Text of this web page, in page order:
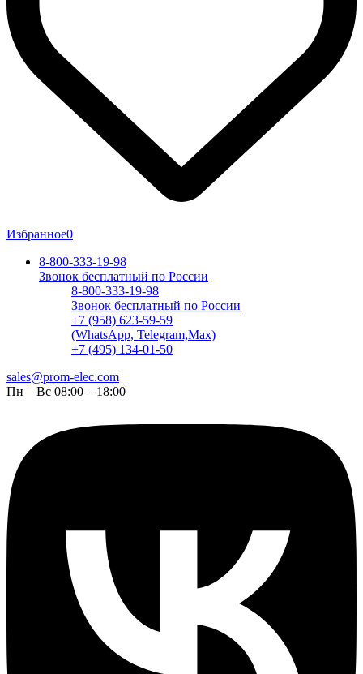
Избранное0
8-800-333-19-98
Звонок бесплатный по России
8-800-333-19-98
Звонок бесплатный по России
+7 (958) 623-59-59
(WhatsApp, Telegram,Max)
+7 (495) 134-01-50
sales@prom-elec.com
Пн—Вс 08:00 – 18:00